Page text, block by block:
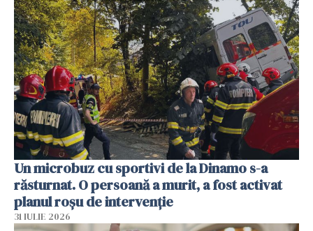
Un microbuz cu sportivi de la Dinamo s-a
răsturnat. O persoană a murit, a fost activat
planul roșu de intervenție
31 IULIE 2026